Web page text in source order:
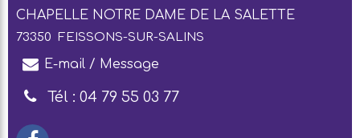
CHAPELLE NOTRE DAME DE LA SALETTE
73350 FEISSONS-SUR-SALINS
E-mail / Message
Tél : 04 79 55 03 77